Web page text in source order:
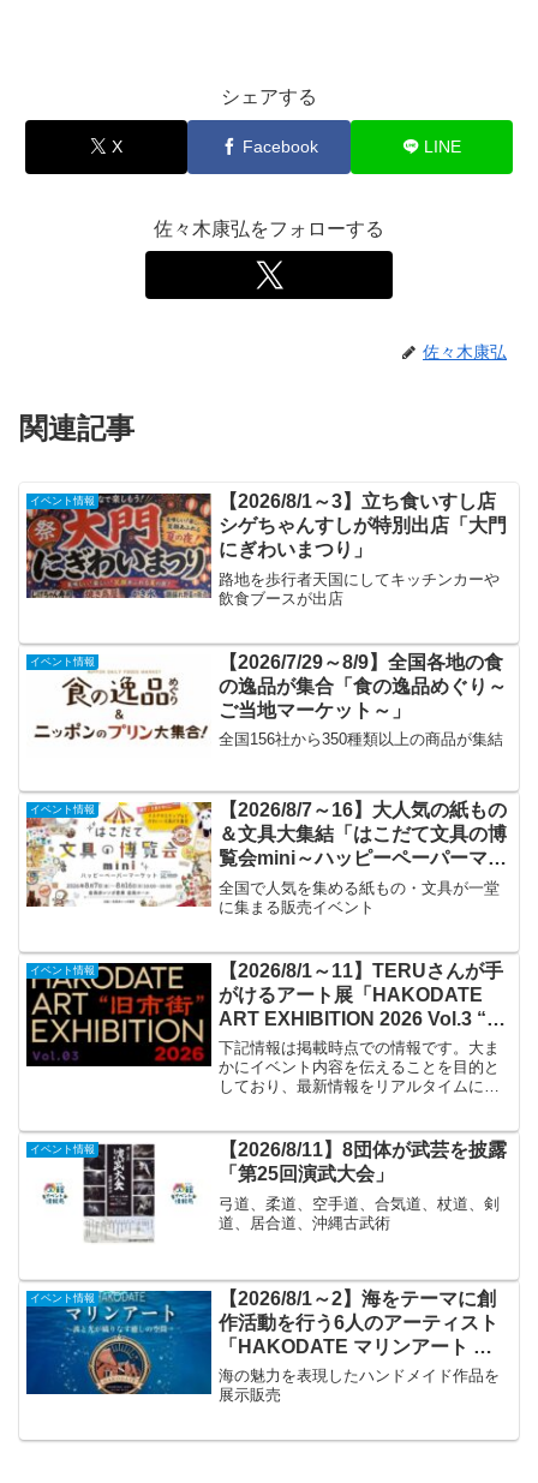
シェアする
X Facebook LINE
佐々木康弘をフォローする
佐々木康弘
関連記事
イベント情報
【2026/8/1～3】立ち食いすし店
シゲちゃんすしが特別出店「大門
にぎわいまつり」
路地を歩行者天国にしてキッチンカーや
飲食ブースが出店
イベント情報
【2026/7/29～8/9】全国各地の食
の逸品が集合「食の逸品めぐり～
ご当地マーケット～」
全国156社から350種類以上の商品が集結
イベント情報
【2026/8/7～16】大人気の紙もの
＆文具大集結「はこだて文具の博
覧会mini～ハッピーペーパーマー
ケット～」
全国で人気を集める紙もの・文具が一堂
に集まる販売イベント
イベント情報
【2026/8/1～11】TERUさんが手
がけるアート展「HAKODATE
ART EXHIBITION 2026 Vol.3 “旧
市街”」
下記情報は掲載時点での情報です。大ま
かにイベント内容を伝えることを目的と
しており、最新情報をリアルタイムに発
アカウントなどでご確認ください。イベ
ント名HAKODA...
イベント情報
【2026/8/11】8団体が武芸を披露
「第25回演武大会」
弓道、柔道、空手道、合気道、杖道、剣
道、居合道、沖縄古武術
イベント情報
【2026/8/1～2】海をテーマに創
作活動を行う6人のアーティスト
「HAKODATE マリンアート ～
波と光が織りなす癒しの空間～」
海の魅力を表現したハンドメイド作品を
展示販売